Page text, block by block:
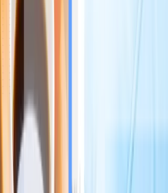
di benvenuto digitale
in un unico posto